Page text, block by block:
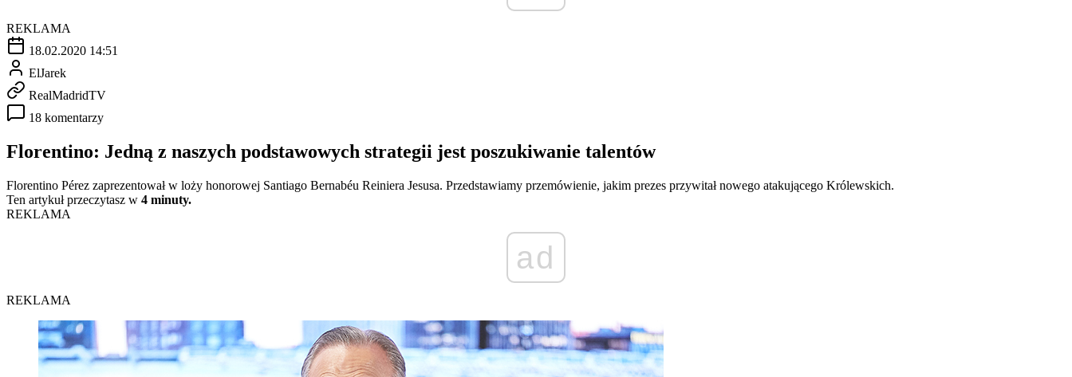
REKLAMA
18.02.2020 14:51
ElJarek
RealMadridTV
18 komentarzy
Florentino: Jedną z naszych podstawowych strategii jest poszukiwanie talentów
Florentino Pérez zaprezentował w loży honorowej Santiago Bernabéu Reiniera Jesusa. Przedstawiamy przemówienie, jakim prezes przywitał nowego atakującego Królewskich.
Ten artykuł przeczytasz w 4 minuty.
REKLAMA
ad
REKLAMA